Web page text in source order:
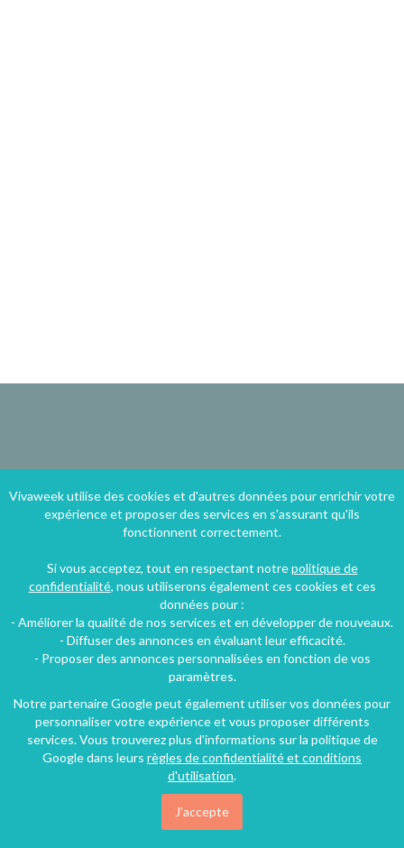
Locations à moitié prix !
Inscrivez-vous à nos
bons plans vacances
Vivaweek utilise des cookies et d'autres données pour enrichir votre
expérience et proposer des services en s'assurant qu'ils
fonctionnent correctement.
Si vous acceptez, tout en respectant notrepolitique de
confidentialité, nous utiliserons également ces cookies et ces
données pour :
- Améliorer la qualité de nos services et en développer de nouveaux.
- Diffuser des annonces en évaluant leur efficacité.
- Proposer des annonces personnalisées en fonction de vos
paramètres.
Notre partenaire Google peut également utiliser vos données pour
personnaliser votre expérience et vous proposer différents
services. Vous trouverez plus d'informations sur la politique de
Google dans leurs règles de confidentialité et conditions
d'utilisation.
J'accepte